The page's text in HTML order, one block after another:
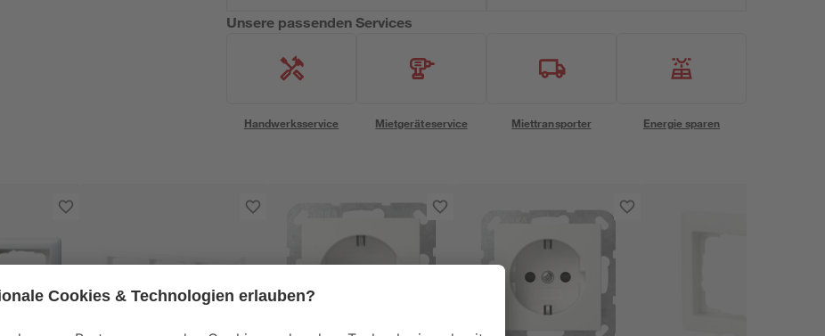
Unsere passenden Services
Handwerksservice Mietgeräteservice Miettransporter Energie sparen